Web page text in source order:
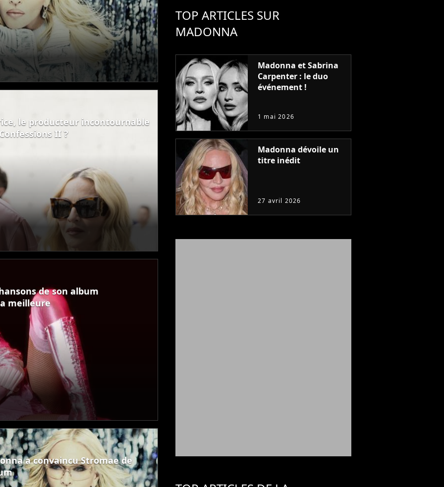
le producteur incontournable
II ?
de son album
meilleure
a convaincu Stromae de
TOP ARTICLES SUR
MADONNA
Madonna et Sabrina
Carpenter : le duo
événement !
1 mai 2026
Madonna dévoile un
titre inédit
27 avril 2026